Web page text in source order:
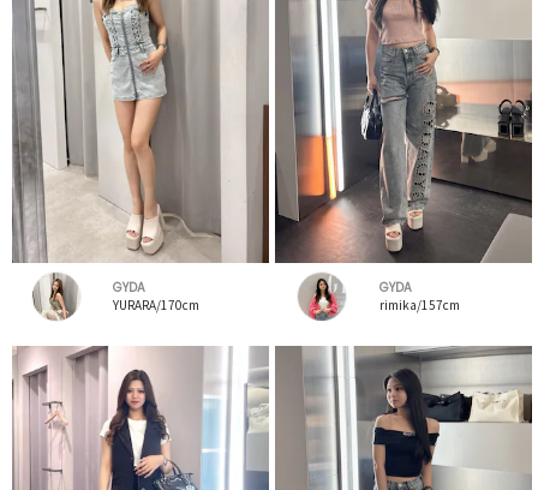
GYDA
YURARA/170cm
GYDA
rimika/157cm